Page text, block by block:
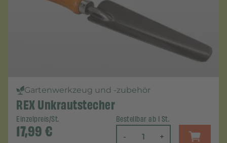
Gartenwerkzeug und -zubehör
REX Unkrautstecher
Einzelpreis/St.
17,99€
Bestellbar ab 1 St.
- +